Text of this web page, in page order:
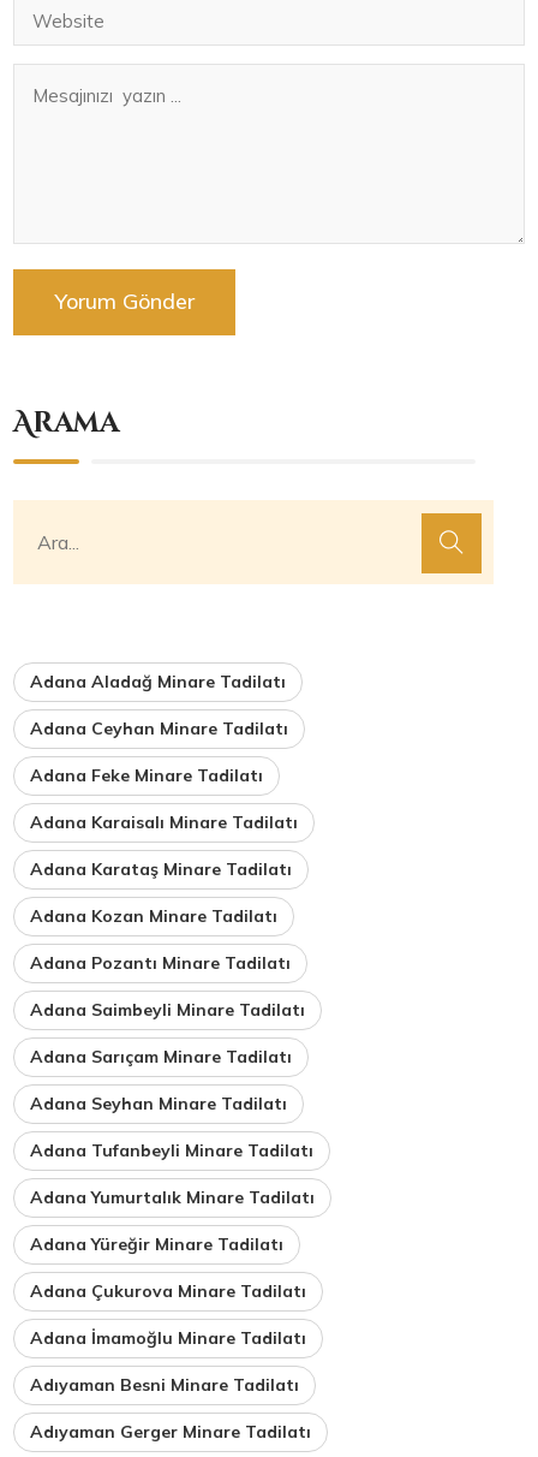
Arama
Adana Aladağ Minare Tadilatı
Adana Ceyhan Minare Tadilatı
Adana Feke Minare Tadilatı
Adana Karaisalı Minare Tadilatı
Adana Karataş Minare Tadilatı
Adana Kozan Minare Tadilatı
Adana Pozantı Minare Tadilatı
Adana Saimbeyli Minare Tadilatı
Adana Sarıçam Minare Tadilatı
Adana Seyhan Minare Tadilatı
Adana Tufanbeyli Minare Tadilatı
Adana Yumurtalık Minare Tadilatı
Adana Yüreğir Minare Tadilatı
Adana Çukurova Minare Tadilatı
Adana İmamoğlu Minare Tadilatı
Adıyaman Besni Minare Tadilatı
Adıyaman Gerger Minare Tadilatı